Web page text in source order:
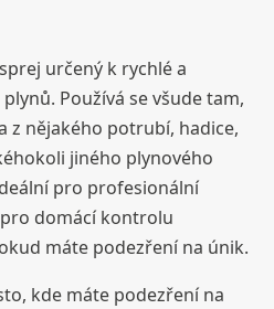
určený k rychlé a
Používá se všude tam,
z nějakého potrubí, hadice,
jiného plynového
pro profesionální
domácí kontrolu
máte podezření na únik.
kde máte podezření na